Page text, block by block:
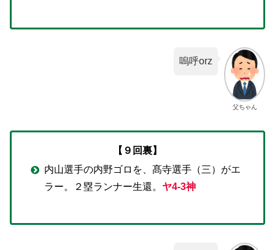
父ちゃん
嗚呼orz
【９回裏】
内山選手の内野ゴロを、髙寺選手（三）がエ
ラー。２塁ランナー生還。 ヤ4-3神